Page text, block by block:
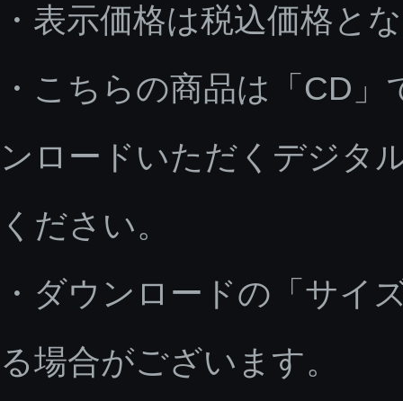
・表示価格は税込価格と
・こちらの商品は「CD
ンロードいただくデジタ
ください。
・ダウンロードの「サイ
る場合がございます。